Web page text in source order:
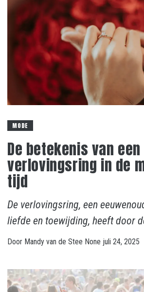
MODE
De betekenis van een
verlovingsring in de
tijd
De verlovingsring, een
liefde en toewijding, heeft door
Door Mandy van de Stee None juli 24, 2025